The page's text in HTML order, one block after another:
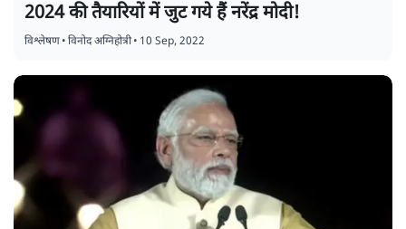
2024 की तैयारियों में जुट गये हैं नरेंद्र मोदी!
विश्लेषण•विनोद अग्निहोत्री• 10 Sep, 2022